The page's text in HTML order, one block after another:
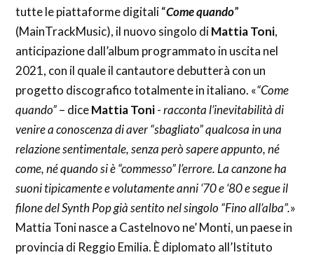
tutte le piattaforme digitali “Come quando”
(MainTrackMusic), il nuovo singolo diMattia Toni,
anticipazione dall’album programmato in uscita nel
2021, con il quale il cantautore debutterà con un
progetto discografico totalmente in italiano. «“Come
quando”– diceMattia Toni-racconta l’inevitabilità di
venire a conoscenza di aver “sbagliato” qualcosa in una
relazione sentimentale, senza però sapere appunto, né
come, né quando si è “commesso” l’errore. La canzone ha
suoni tipicamente e volutamente anni ‘70 e ‘80 e segue il
filone del Synth Pop già sentito nel singolo “Fino all’alba”.»
Mattia Toni nasce a Castelnovo ne’ Monti, un paese in
provincia di Reggio Emilia. È diplomato all’Istituto